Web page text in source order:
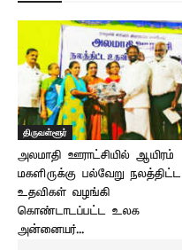
திருவள்ளூர்
அலமாதி ஊராட்சியில் ஆயிரம்
மகளிருக்கு பல்வேறு நலத்திட்ட
உதவிகள் வழங்கி
கொண்டாடப்பட்ட உலக
அன்னையர்...